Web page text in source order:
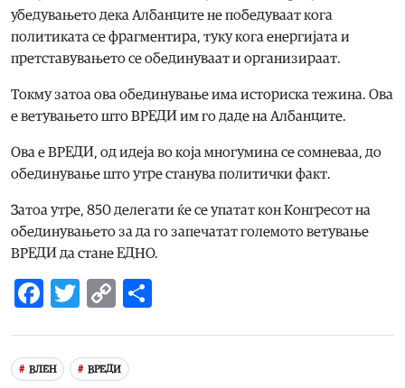
убедувањето дека Албанците не победуваат кога
политиката се фрагментира, туку кога енергијата и
претставувањето се обединуваат и организираат.
Токму затоа ова обединување има историска тежина. Ова
е ветувањето што ВРЕДИ им го даде на Албанците.
Ова е ВРЕДИ, од идеја во која многумина се сомневаа, до
обединување што утре станува политички факт.
Затоа утре, 850 делегати ќе се упатат кон Конгресот на
обединувањето за да го запечатат големото ветување
ВРЕДИ да стане ЕДНО.
Facebook
Twitter
Copy
ВЛЕН ВРЕДИ